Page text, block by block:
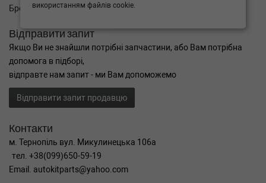
Бренди
Відправити запит
Якщо Ви не знайшли потрібні запчастини, або Вам потрібна
допомога в підборі,
відправте нам запит - ми Вам допоможемо
Відправити запит продавцю
Контакти
м. Тернопіль вул. Микулинецька 106а
тел. +38(099)650-59-19
Email. autokitparts@yahoo.com
використанням файлів cookie.